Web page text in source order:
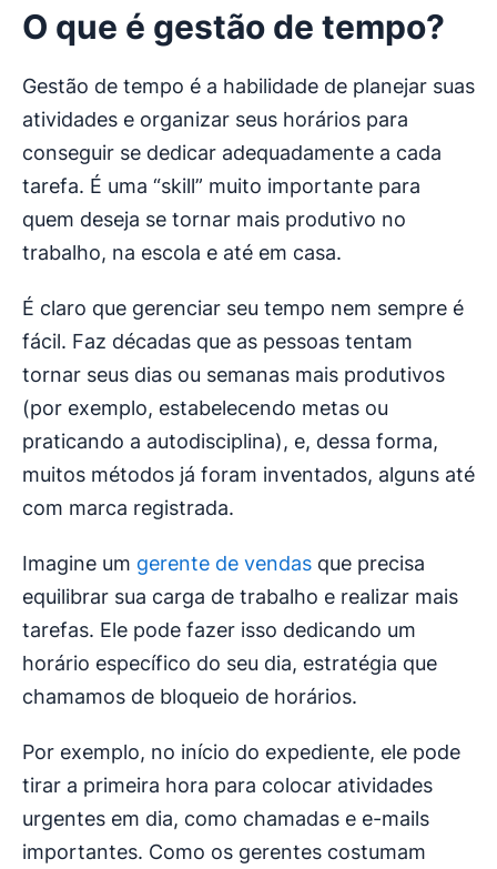
O que é gestão de tempo?
Gestão de tempo é a habilidade de planejar suas
atividades e organizar seus horários para
conseguir se dedicar adequadamente a cada
tarefa. É uma “skill” muito importante para
quem deseja se tornar mais produtivo no
trabalho, na escola e até em casa.
É claro que gerenciar seu tempo nem sempre é
fácil. Faz décadas que as pessoas tentam
tornar seus dias ou semanas mais produtivos
(por exemplo, estabelecendo metas ou
praticando a autodisciplina), e, dessa forma,
muitos métodos já foram inventados, alguns até
com marca registrada.
Imagine um gerente de vendas que precisa
equilibrar sua carga de trabalho e realizar mais
tarefas. Ele pode fazer isso dedicando um
horário específico do seu dia, estratégia que
chamamos de bloqueio de horários.
Por exemplo, no início do expediente, ele pode
tirar a primeira hora para colocar atividades
urgentes em dia, como chamadas e e-mails
importantes. Como os gerentes costumam